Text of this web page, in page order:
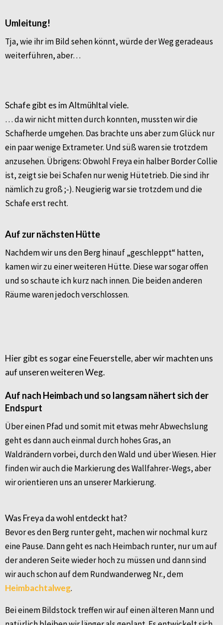
Umleitung!
Tja, wie ihr im Bild sehen könnt, würde der Weg geradeaus
weiterführen, aber…
Schafe gibt es im Altmühltal viele.
… da wir nicht mitten durch konnten, mussten wir die
Schafherde umgehen. Das brachte uns aber zum Glück nur
ein paar wenige Extrameter. Und süß waren sie trotzdem
anzusehen. Übrigens: Obwohl Freya ein halber Border Collie
ist, zeigt sie bei Schafen nur wenig Hütetrieb. Die sind ihr
nämlich zu groß ;-). Neugierig war sie trotzdem und die
Schafe erst recht.
Auf zur nächsten Hütte
Nachdem wir uns den Berg hinauf „geschleppt“ hatten,
kamen wir zu einer weiteren Hütte. Diese war sogar offen
und so schaute ich kurz nach innen. Die beiden anderen
Räume waren jedoch verschlossen.
Hier gibt es sogar eine Feuerstelle, aber wir machten uns
auf unseren weiteren Weg.
Auf nach Heimbach und so langsam nähert sich der
Endspurt
Über einen Pfad und somit mit etwas mehr Abwechslung
geht es dann auch einmal durch hohes Gras, an
Waldrändern vorbei, durch den Wald und über Wiesen. Hier
finden wir auch die Markierung des Wallfahrer-Wegs, aber
wir orientieren uns an unserer Markierung.
Was Freya da wohl entdeckt hat?
Bevor es den Berg runter geht, machen wir nochmal kurz
eine Pause. Dann geht es nach Heimbach runter, nur um auf
der anderen Seite wieder hoch zu müssen und dann sind
wir auch schon auf dem Rundwanderweg Nr., dem
Heimbachtalweg.
Bei einem Bildstock treffen wir auf einen älteren Mann und